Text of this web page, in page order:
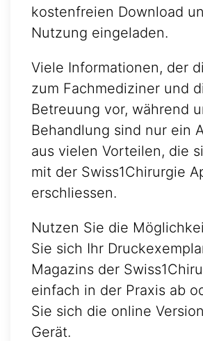
kostenfreien Download
Nutzung eingeladen.
Viele Informationen, der
zum Fachmediziner und
Betreuung vor, während
Behandlung sind nur ein
aus vielen Vorteilen, die
mit der Swiss1Chirurgie
erschliessen.
Nutzen Sie die
Sie sich Ihr
Magazins der
einfach in der Praxis ab
Sie sich die online
Gerät.